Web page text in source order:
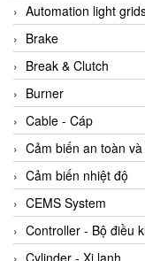
Automation light
Brake
Break & Clutch
Burner
Cable - Cáp
Cảm biến an toàn
Cảm biến nhiệt độ
CEMS System
Controller - Bộ điều
Cylinder - Xi lanh